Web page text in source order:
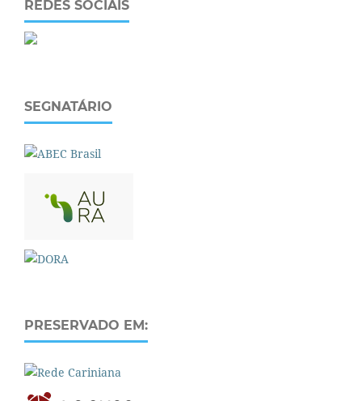
REDES SOCIAIS
SEGNATÁRIO
PRESERVADO EM: